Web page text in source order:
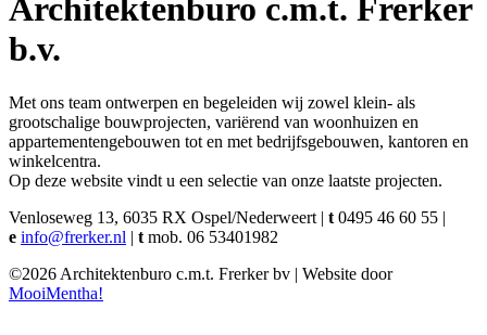
Architektenburo c.m.t. Frerker
b.v.
Met ons team ontwerpen en begeleiden wij zowel klein- als
grootschalige bouwprojecten, variërend van woonhuizen en
appartementengebouwen tot en met bedrijfsgebouwen, kantoren en
winkelcentra.
Op deze website vindt u een selectie van onze laatste projecten.
Venloseweg 13, 6035 RX Ospel/Nederweert | t 0495 46 60 55 |
e info@frerker.nl | t mob. 06 53401982
©2026 Architektenburo c.m.t. Frerker bv | Website door
MooiMentha!